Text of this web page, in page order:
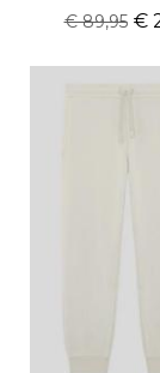
€ 89,95 €
jogging